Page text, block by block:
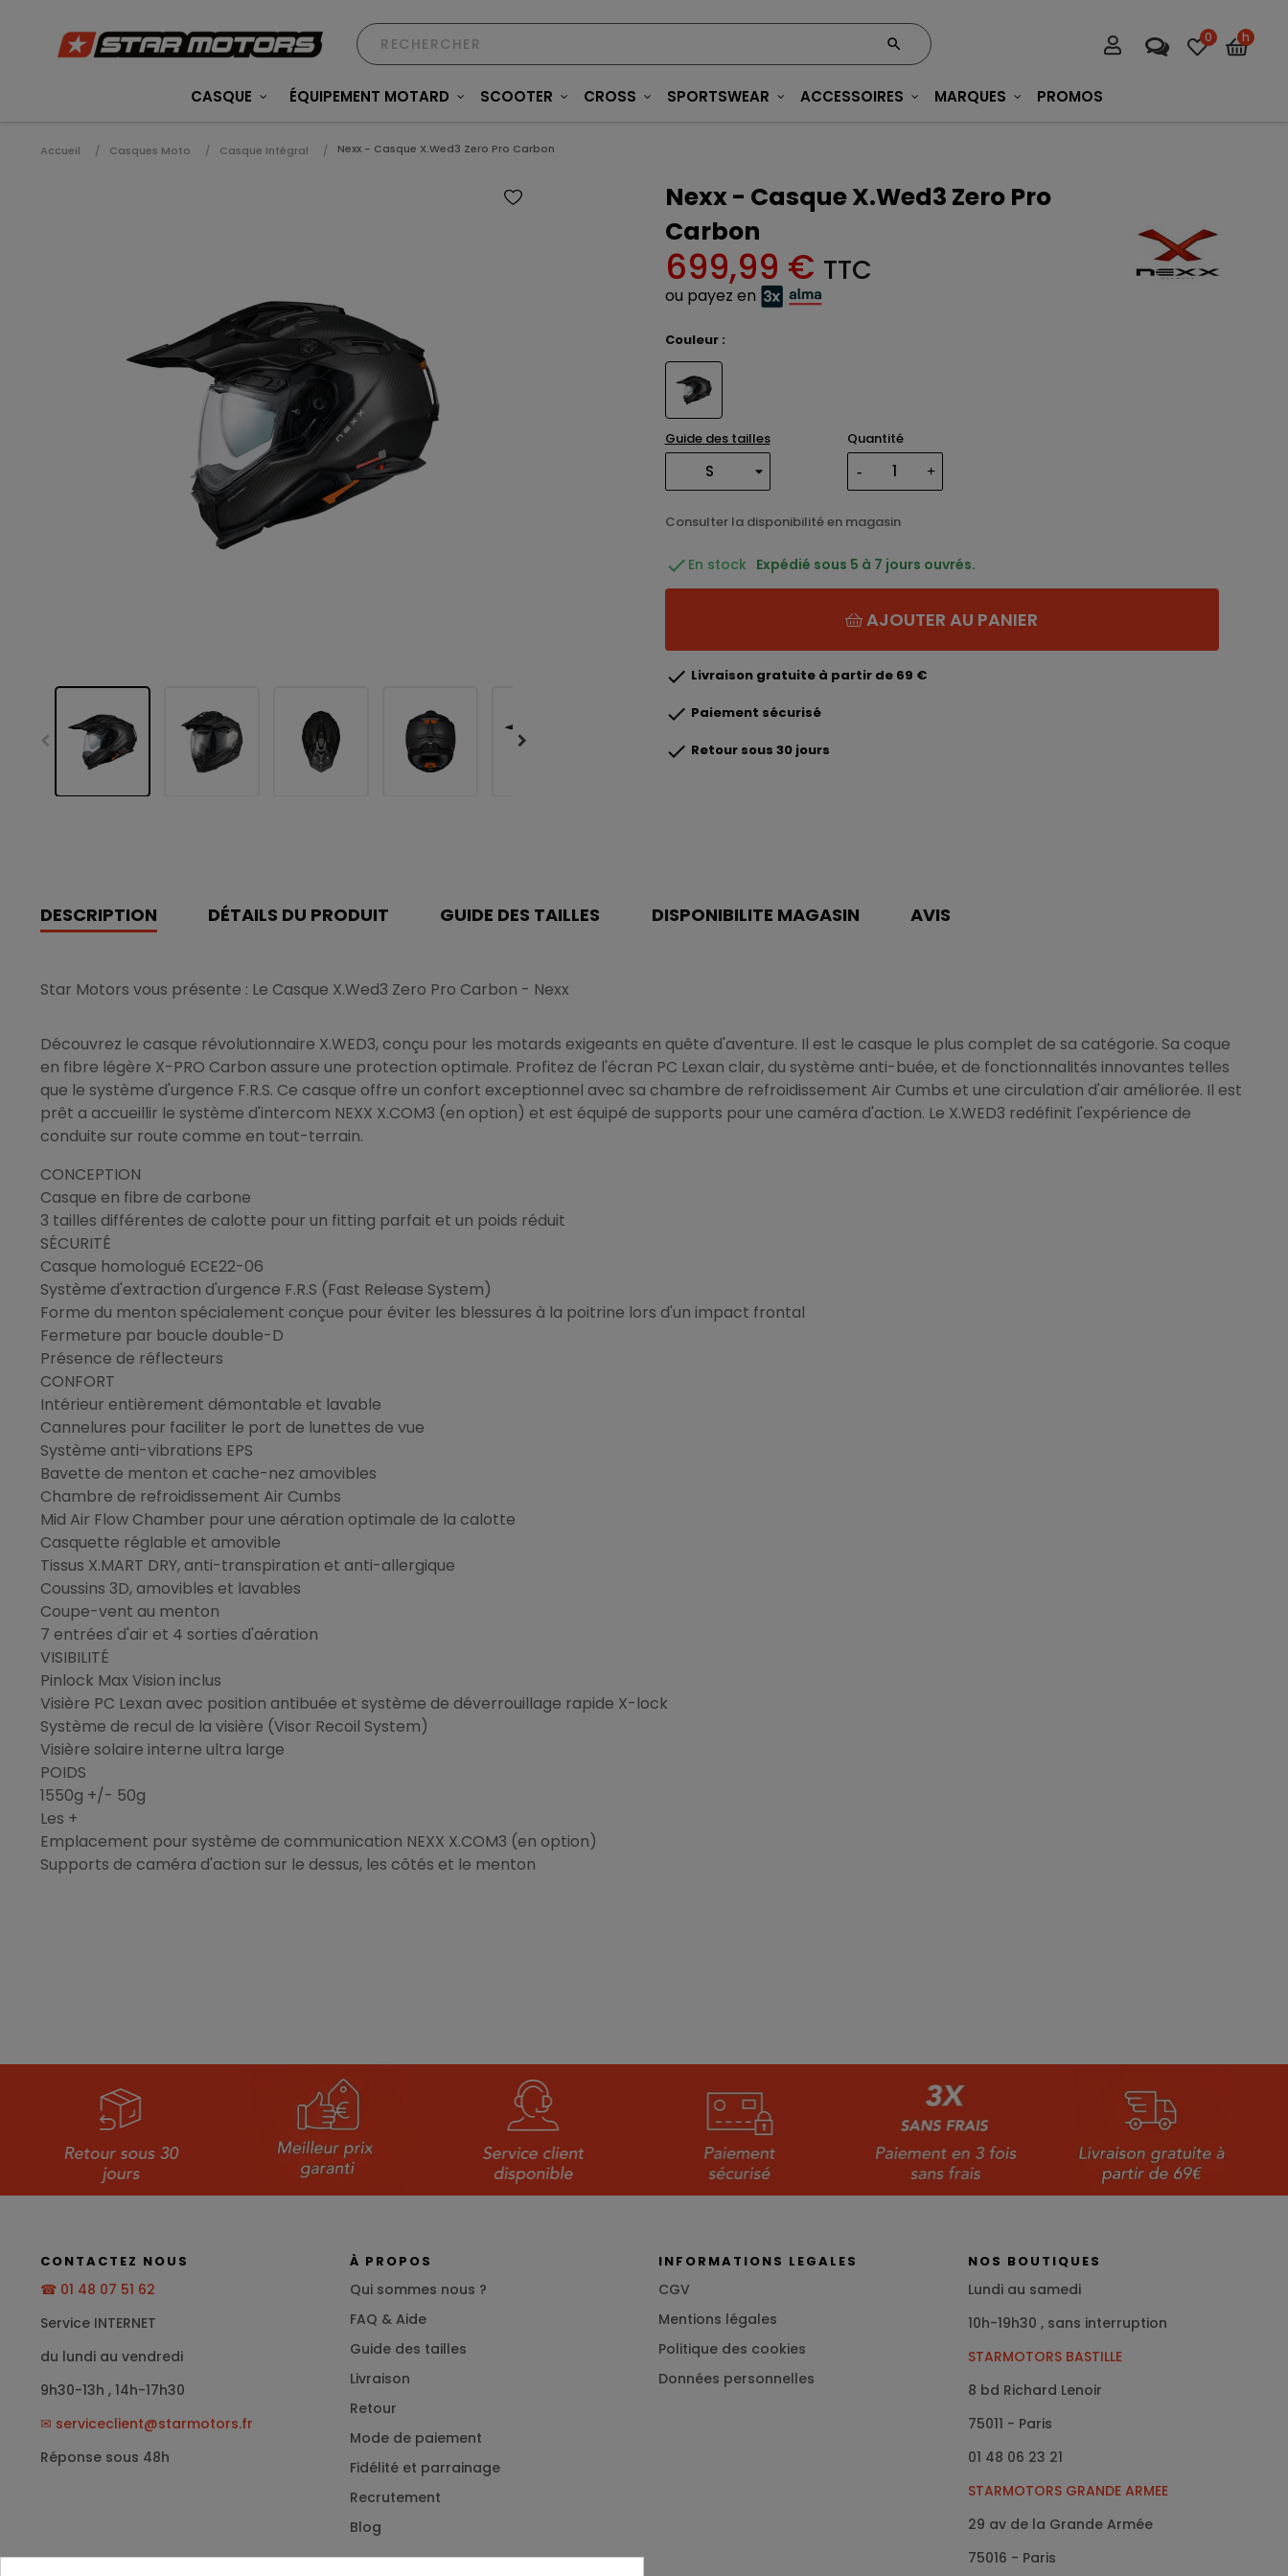
0 h
CASQUE ÉQUIPEMENT MOTARD SCOOTER CROSS SPORTSWEAR ACCESSOIRES MARQUES PROMOS
Accueil Casques Moto Casque Intégral Nexx - Casque X.Wed3 Zero Pro Carbon
Nexx - Casque X.Wed3 Zero Pro
Carbon
699,99 € TTC
ou payez en
Couleur :
Guide des tailles Quantité
Consulter la disponibilité en magasin
 En stock Expédié sous 5 à 7 jours ouvrés.
AJOUTER AU PANIER
 Livraison gratuite à partir de 69 €
 Paiement sécurisé
 Retour sous 30 jours
DESCRIPTION DÉTAILS DU PRODUIT GUIDE DES TAILLES DISPONIBILITE MAGASIN AVIS
Star Motors vous présente : Le Casque X.Wed3 Zero Pro Carbon - Nexx
Découvrez le casque révolutionnaire X.WED3, conçu pour les motards exigeants en quête d'aventure. Il est le casque le plus complet de sa catégorie. Sa coque
en fibre légère X-PRO Carbon assure une protection optimale. Profitez de l'écran PC Lexan clair, du système anti-buée, et de fonctionnalités innovantes telles
que le système d'urgence F.R.S. Ce casque offre un confort exceptionnel avec sa chambre de refroidissement Air Cumbs et une circulation d'air améliorée. Il est
prêt a accueillir le système d'intercom NEXX X.COM3 (en option) et est équipé de supports pour une caméra d'action. Le X.WED3 redéfinit l'expérience de
conduite sur route comme en tout-terrain.
CONCEPTION
Casque en fibre de carbone
3 tailles différentes de calotte pour un fitting parfait et un poids réduit
SÉCURITÉ
Casque homologué ECE22-06
Système d'extraction d'urgence F.R.S (Fast Release System)
Forme du menton spécialement conçue pour éviter les blessures à la poitrine lors d'un impact frontal
Fermeture par boucle double-D
Présence de réflecteurs
CONFORT
Intérieur entièrement démontable et lavable
Cannelures pour faciliter le port de lunettes de vue
Système anti-vibrations EPS
Bavette de menton et cache-nez amovibles
Chambre de refroidissement Air Cumbs
Mid Air Flow Chamber pour une aération optimale de la calotte
Casquette réglable et amovible
Tissus X.MART DRY, anti-transpiration et anti-allergique
Coussins 3D, amovibles et lavables
Coupe-vent au menton
7 entrées d'air et 4 sorties d'aération
VISIBILITÉ
Pinlock Max Vision inclus
Visière PC Lexan avec position antibuée et système de déverrouillage rapide X-lock
Système de recul de la visière (Visor Recoil System)
Visière solaire interne ultra large
POIDS
1550g +/- 50g
Les +
Emplacement pour système de communication NEXX X.COM3 (en option)
Supports de caméra d'action sur le dessus, les côtés et le menton
CONTACTEZ NOUS
☎ 01 48 07 51 62
Service INTERNET
du lundi au vendredi
9h30-13h , 14h-17h30
✉ serviceclient@starmotors.fr
Réponse sous 48h
À PROPOS
Qui sommes nous ?
FAQ & Aide
Guide des tailles
Livraison
Retour
Mode de paiement
Fidélité et parrainage
Recrutement
Blog
INFORMATIONS LEGALES
CGV
Mentions légales
Politique des cookies
Données personnelles
NOS BOUTIQUES
Lundi au samedi
10h-19h30 , sans interruption
STARMOTORS BASTILLE
8 bd Richard Lenoir
75011 - Paris
01 48 06 23 21
STARMOTORS GRANDE ARMEE
29 av de la Grande Armée
75016 - Paris